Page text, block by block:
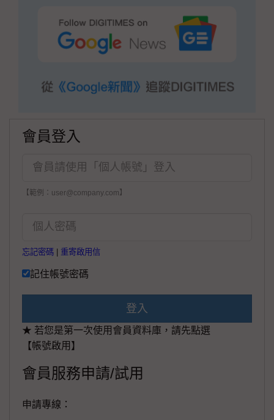
會員登入
【範例：user@company.com】
忘記密碼 重寄啟用信
記住帳號密碼
登入
★ 若您是第一次使用會員資料庫，請先點選
【帳號啟用】
會員服務申請/試用
申請專線：